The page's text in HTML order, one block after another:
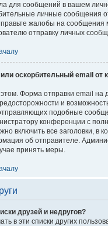
для сообщений в вашем
личные сообщения
жалобы на сообщения
отправку личных
оскорбительный email от
Форма отправки email на
и
подобные
конференции с
включить все заголовки, в
об отправителе.
принять меры.
друзей и недругов?
в эти списки других